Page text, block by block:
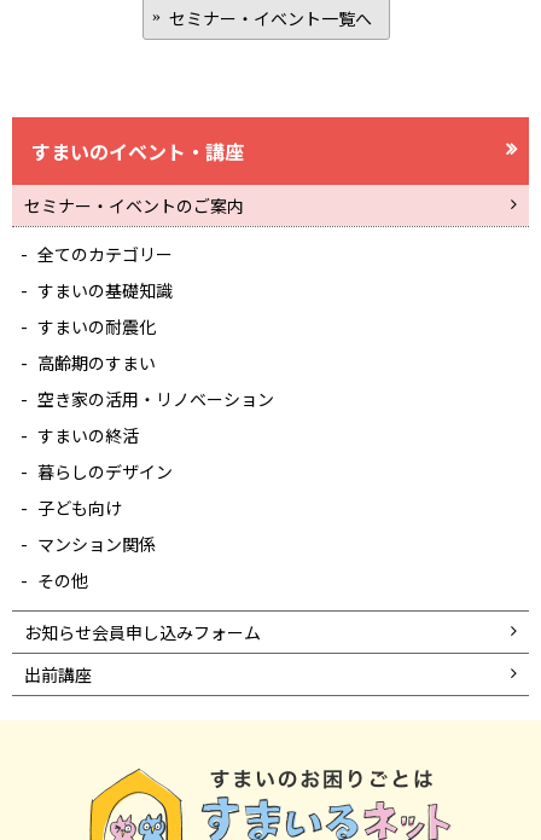
セミナー・イベント一覧へ
すまいのイベント・講座
セミナー・イベントのご案内
全てのカテゴリー
すまいの基礎知識
すまいの耐震化
高齢期のすまい
空き家の活用・リノベーション
すまいの終活
暮らしのデザイン
子ども向け
マンション関係
その他
お知らせ会員申し込みフォーム
出前講座